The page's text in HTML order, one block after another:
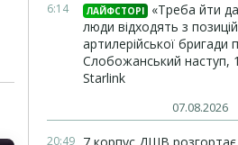
6:14 ЛАЙФСТОРІ
«Треба йти
люди відходять з
артилерійської бригади
Слобожанський наступ,
Starlink
07.08.2026
20:49